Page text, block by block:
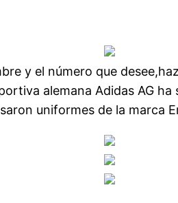
y el número que
alemana Adidas AG
uniformes de la marca